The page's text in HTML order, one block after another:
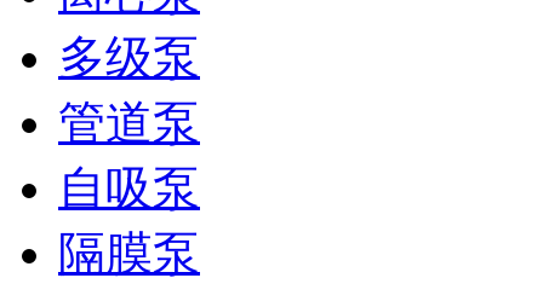
多级泵
管道泵
自吸泵
隔膜泵